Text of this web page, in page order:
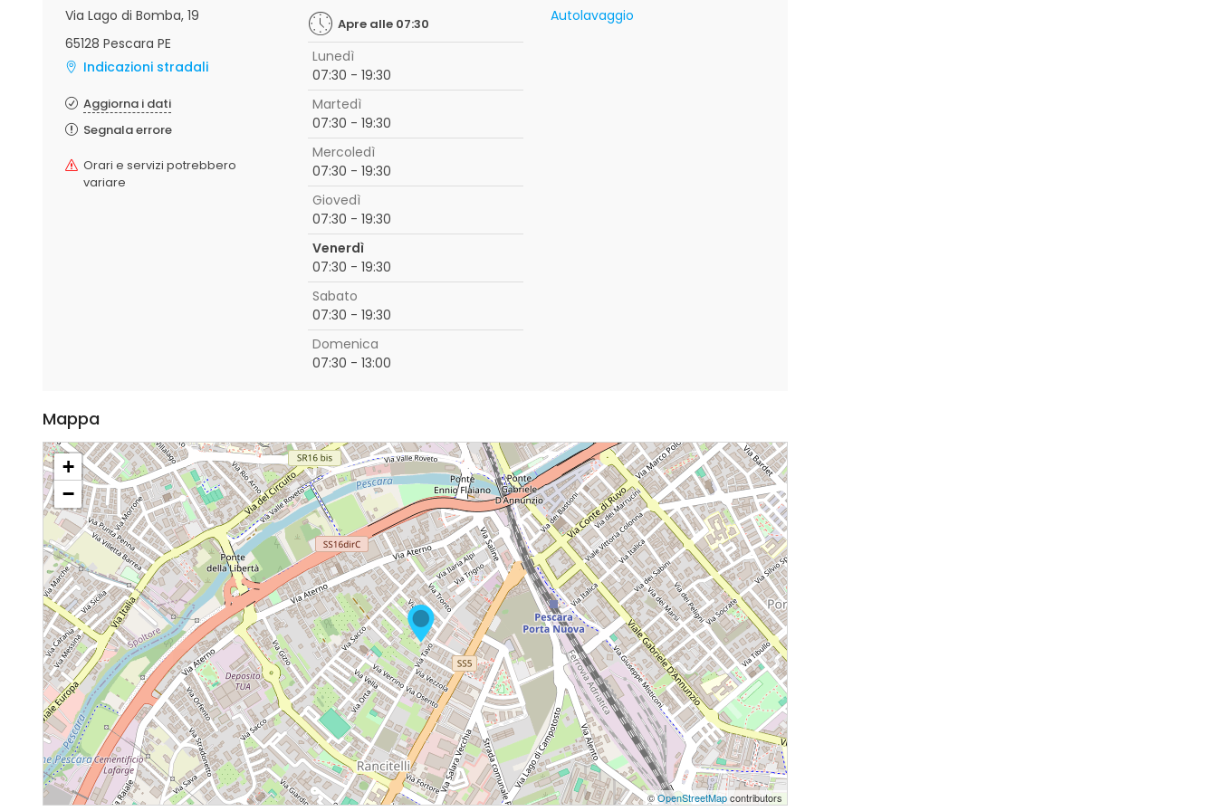
Via Lago di Bomba, 19
65128 Pescara PE
Indicazioni stradali
Aggiorna i dati
Segnala errore
Orari e servizi potrebbero
variare
Apre alle 07:30
Lunedì
07:30 - 19:30
Martedì
07:30 - 19:30
Mercoledì
07:30 - 19:30
Giovedì
07:30 - 19:30
Venerdì
07:30 - 19:30
Sabato
07:30 - 19:30
Domenica
07:30 - 13:00
Autolavaggio
Mappa
+
−
©OpenStreetMapcontributors